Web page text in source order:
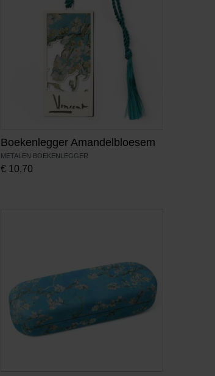
Boekenlegger Amandelbloesem
METALEN BOEKENLEGGER
€ 10,70